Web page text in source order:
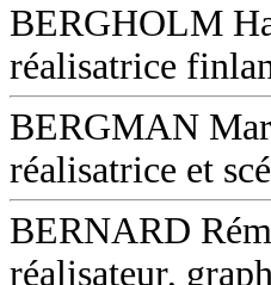
BERGHOLM
réalisatrice
BERGMAN
réalisatrice et
BERNARD
réalisateur,